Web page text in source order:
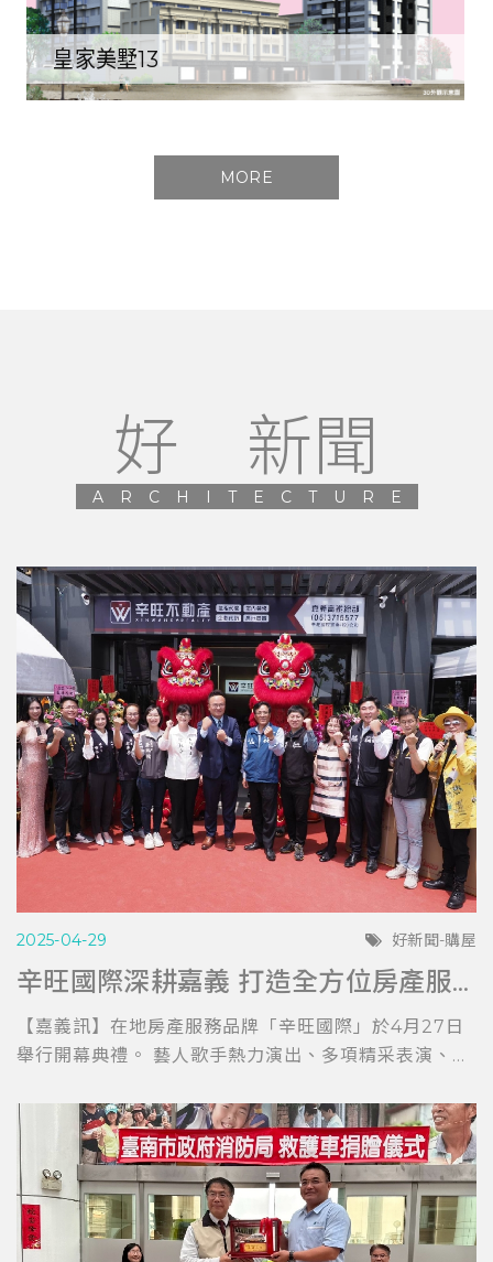
皇家美墅13
MORE
好 新聞
ARCHITECTURE
2025-04-29 好新聞-購屋
辛旺國際深耕嘉義 打造全方位房產服務平台 與在地青年共創希望藍圖
【嘉義訊】在地房產服務品牌「辛旺國際」於4月27日
舉行開幕典禮。 藝人歌手熱力演出、多項精采表演、...